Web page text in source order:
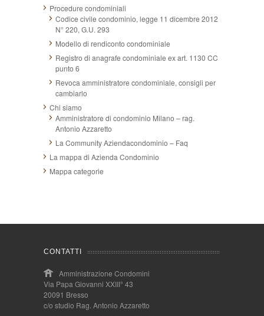
Procedure condominiali
Codice civile condominio, legge 11 dicembre 2012
N° 220, G.U. 293
Modello di rendiconto condominiale
Registro di anagrafe condominiale ex art. 1130 CC
punto 6
Revoca amministratore condominiale, consigli per
cambiarlo
Chi siamo
Amministratore di condominio Milano – rag.
Antonio Azzaretto
La Community Aziendacondominio – Faq
La mappa di Azienda Condominio
Mappa categorie
CONTATTI
Amministrazione Condomini
Via Papa Giovanni XXIII° 43
20091 Bresso
c/o studio Rag. Antonio Azzaretto